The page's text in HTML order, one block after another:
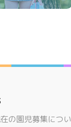
の園児募集につい